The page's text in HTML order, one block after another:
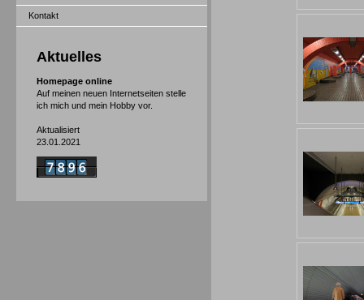
Kontakt
Aktuelles
Homepage online
Auf meinen neuen Internetseiten stelle
ich mich und mein Hobby vor.
Aktualisiert
23.01.2021